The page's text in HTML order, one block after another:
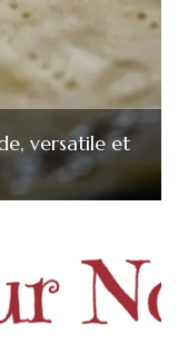
versatile et